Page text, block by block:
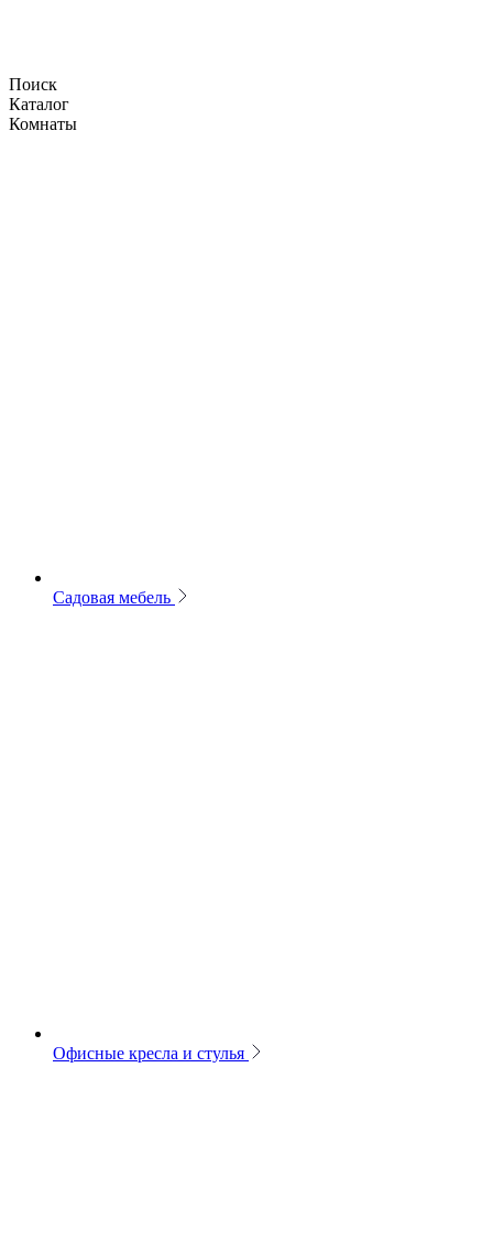
Поиск
Каталог
Комнаты
Садовая мебель
Офисные кресла и стулья